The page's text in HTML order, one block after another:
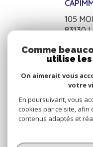
105
83130
04 94
Comme
utilise
On aimerait vous
votre
En poursuivant, vous
cookies par ce site, afin
contenus adaptés et